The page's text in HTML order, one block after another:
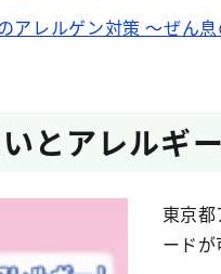
アレルゲン対策 ～ぜん
いとアレルギ
東京
ードが